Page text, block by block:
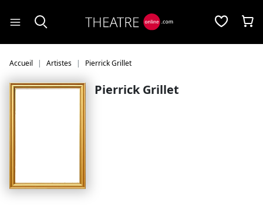
Accueil Artistes Pierrick Grillet
Pierrick Grillet